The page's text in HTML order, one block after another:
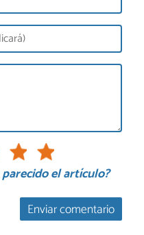
el artículo?
Enviar comentario